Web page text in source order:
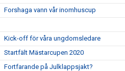
Forshaga vann vår inomhuscup
Kick-off för våra ungdomsledare
Startfält Mästarcupen 2020
Fortfarande på Julklappsjakt?